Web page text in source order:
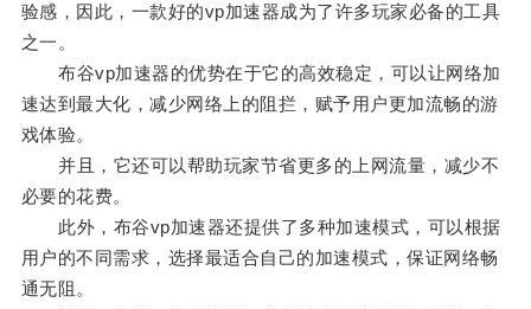
验感，因此，一款好的vp加速器成为了许多玩家必备的工具
之一。
布谷vp加速器的优势在于它的高效稳定，可以让网络加
速达到最大化，减少网络上的阻拦，赋予用户更加流畅的游
戏体验。
并且，它还可以帮助玩家节省更多的上网流量，减少不
必要的花费。
此外，布谷vp加速器还提供了多种加速模式，可以根据
用户的不同需求，选择最适合自己的加速模式，保证网络畅
通无阻。